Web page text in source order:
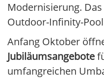
Modernisierung.
Outdoor-Infinity-
Anfang Oktober
Jubiläumsangebote
umfangreichen